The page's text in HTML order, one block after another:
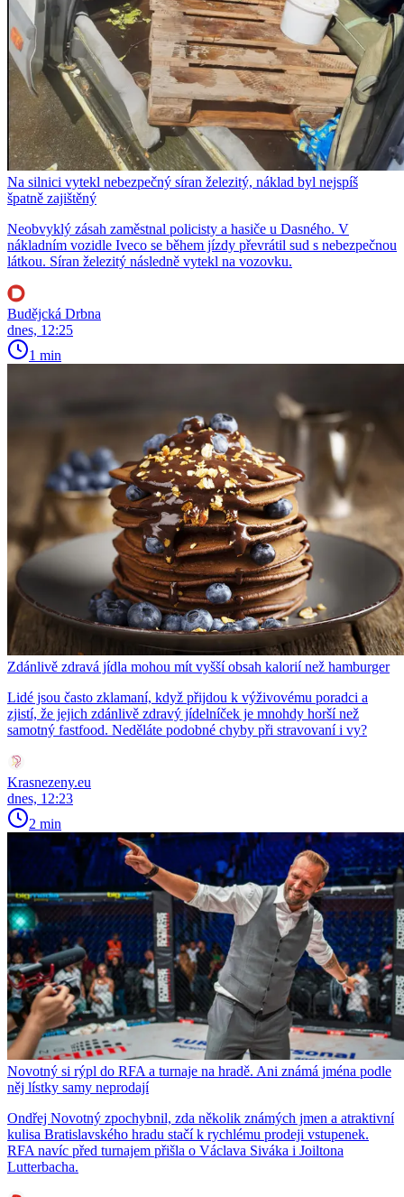
Na silnici vytekl nebezpečný síran železitý, náklad byl nejspíš
špatně zajištěný
Neobvyklý zásah zaměstnal policisty a hasiče u Dasného. V
nákladním vozidle Iveco se během jízdy převrátil sud s nebezpečnou
látkou. Síran železitý následně vytekl na vozovku.
Budějcká Drbna
dnes, 12:25
1 min
Zdánlivě zdravá jídla mohou mít vyšší obsah kalorií než hamburger
Lidé jsou často zklamaní, když přijdou k výživovému poradci a
zjistí, že jejich zdánlivě zdravý jídelníček je mnohdy horší než
samotný fastfood. Neděláte podobné chyby při stravovaní i vy?
Krasnezeny.eu
dnes, 12:23
2 min
Novotný si rýpl do RFA a turnaje na hradě. Ani známá jména podle
něj lístky samy neprodají
Ondřej Novotný zpochybnil, zda několik známých jmen a atraktivní
kulisa Bratislavského hradu stačí k rychlému prodeji vstupenek.
RFA navíc před turnajem přišla o Václava Siváka i Joiltona
Lutterbacha.